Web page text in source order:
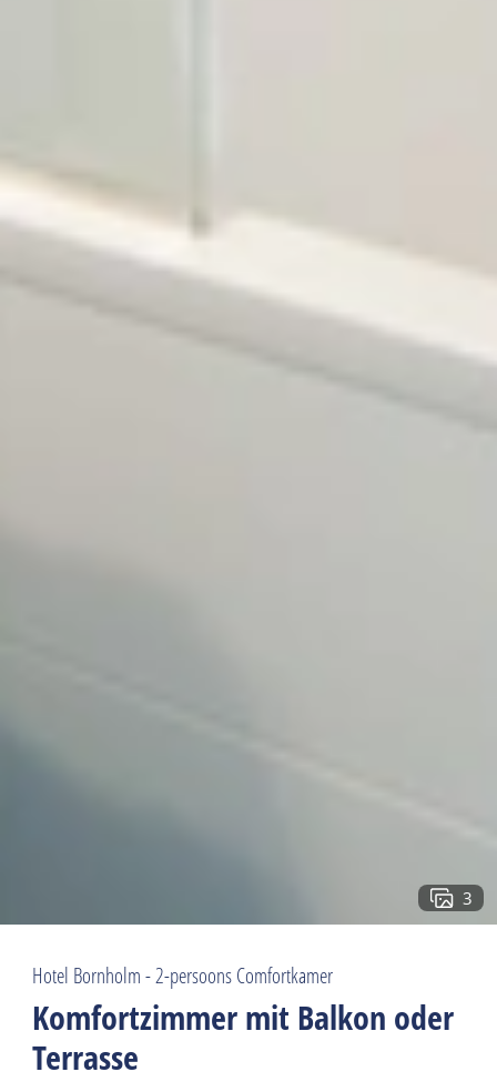
3
Hotel Bornholm - 2-persoons Comfortkamer
Komfortzimmer mit Balkon oder
Terrasse